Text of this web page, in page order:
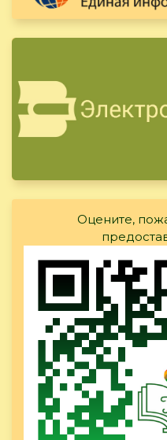
Оцените,